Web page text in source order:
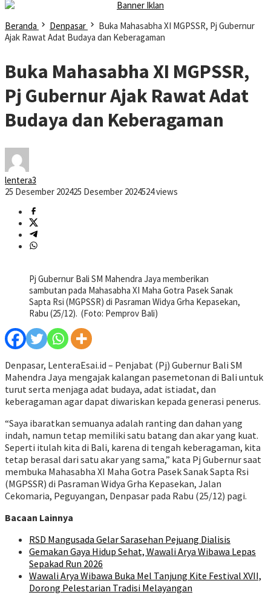
Beranda Denpasar
Buka Mahasabha XI MGPSSR, Pj Gubernur
Ajak Rawat Adat Budaya dan Keberagaman
Buka Mahasabha XI MGPSSR,
Pj Gubernur Ajak Rawat Adat
Budaya dan Keberagaman
lentera3
25 Desember 202425 Desember 2024524 views
Pj Gubernur Bali SM Mahendra Jaya memberikan
sambutan pada Mahasabha XI Maha Gotra Pasek Sanak
Sapta Rsi (MGPSSR) di Pasraman Widya Grha Kepasekan,
Rabu (25/12). (Foto: Pemprov Bali)
Denpasar, LenteraEsai.id – Penjabat (Pj) Gubernur Bali SM
Mahendra Jaya mengajak kalangan pasemetonan di Bali untuk
turut serta menjaga adat budaya, adat istiadat, dan
keberagaman agar dapat diwariskan kepada generasi penerus.
“Saya ibaratkan semuanya adalah ranting dan dahan yang
indah, namun tetap memiliki satu batang dan akar yang kuat.
Seperti itulah kita di Bali, karena di tengah keberagaman, kita
tetap berasal dari satu akar yang sama,” kata Pj Gubernur saat
membuka Mahasabha XI Maha Gotra Pasek Sanak Sapta Rsi
(MGPSSR) di Pasraman Widya Grha Kepasekan, Jalan
Cekomaria, Peguyangan, Denpasar pada Rabu (25/12) pagi.
Bacaan Lainnya
RSD Mangusada Gelar Sarasehan Pejuang Dialisis
Gemakan Gaya Hidup Sehat, Wawali Arya Wibawa Lepas
Sepakad Run 2026
Wawali Arya Wibawa Buka Mel Tanjung Kite Festival XVII,
Dorong Pelestarian Tradisi Melayangan